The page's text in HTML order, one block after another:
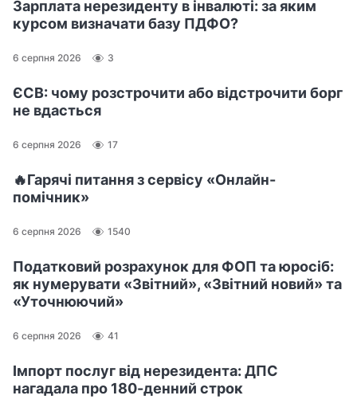
Зарплата нерезиденту в інвалюті: за яким
курсом визначати базу ПДФО?
6 серпня 2026 3
ЄСВ: чому розстрочити або відстрочити борг
не вдасться
6 серпня 2026 17
🔥Гарячі питання з сервісу «Онлайн-
помічник»
6 серпня 2026 1540
Податковий розрахунок для ФОП та юросіб:
як нумерувати «Звітний», «Звітний новий» та
«Уточнюючий»
6 серпня 2026 41
Імпорт послуг від нерезидента: ДПС
нагадала про 180-денний строк